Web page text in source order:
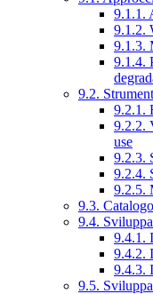
9.1.1.
9.1.2.
9.1.3.
9.1.4.
9.2.
9.2.1.
9.2.2.
use
9.2.3.
9.2.4.
9.2.5.
9.3.
9.4.
9.4.1.
9.4.2.
9.4.3.
9.5.